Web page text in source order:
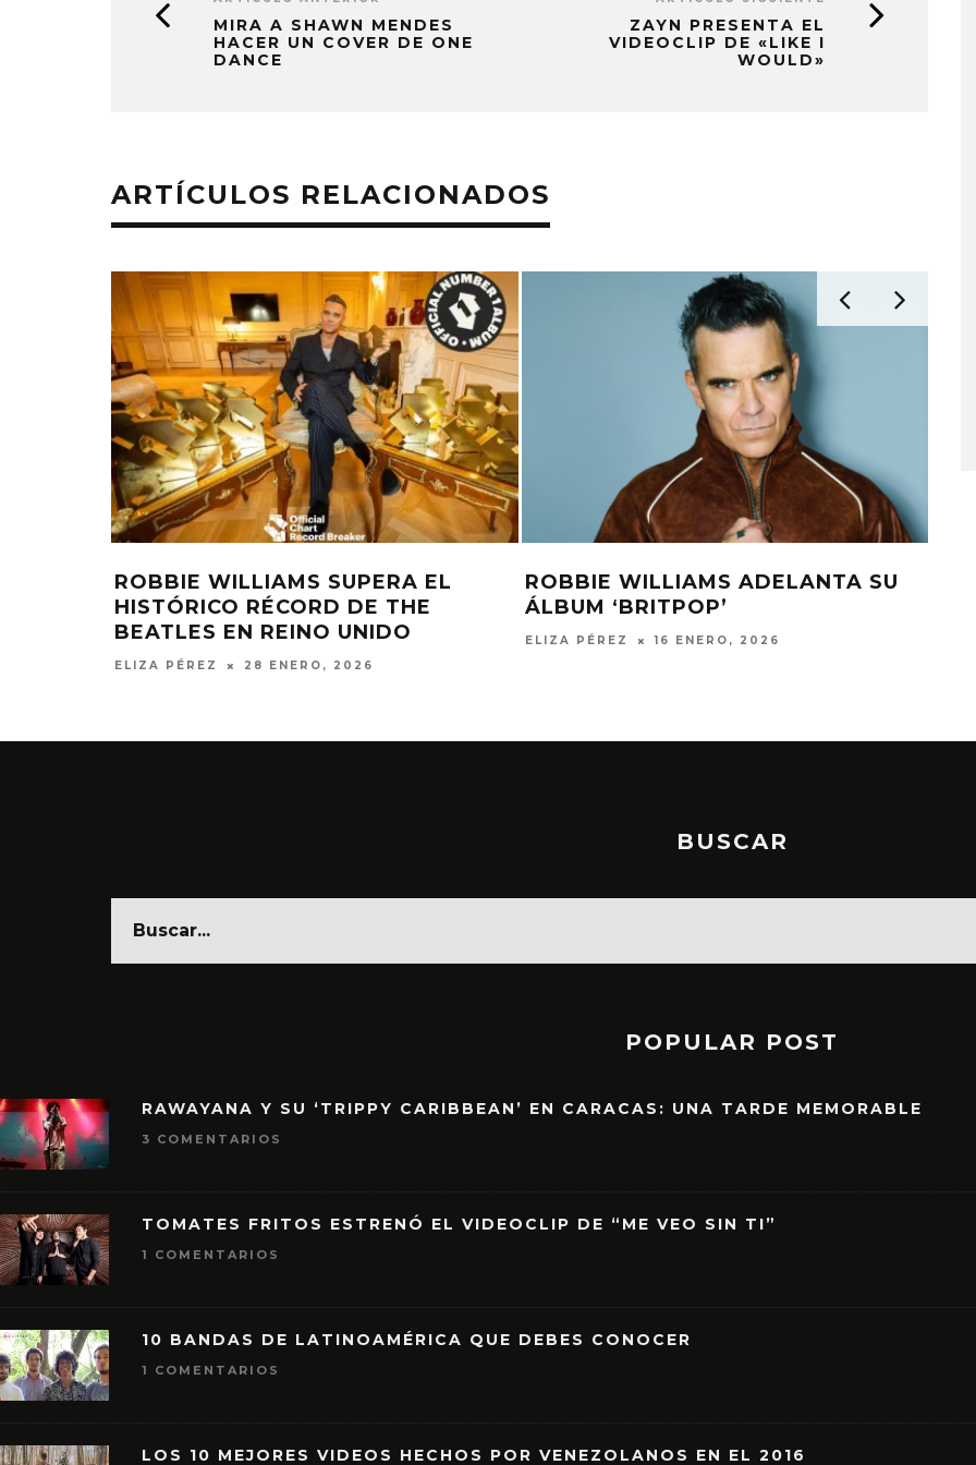
MIRA A SHAWN MENDES
HACER UN COVER DE ONE
DANCE
ZAYN PRESENTA EL
VIDEOCLIP DE «LIKE I
WOULD»
ARTÍCULOS RELACIONADOS
ROBBIE WILLIAMS SUPERA EL
HISTÓRICO RÉCORD DE THE
BEATLES EN REINO UNIDO
ELIZA PÉREZ 28 ENERO, 2026
ROBBIE WILLIAMS ADELANTA SU
ÁLBUM ‘BRITPOP’
ELIZA PÉREZ 16 ENERO, 2026
KISS OF LIFE LANZA EL
SENCILLO ‘SWEAT’
4 AGOSTO, 2026
BUSCAR
POPULAR POST
RAWAYANA Y SU ‘TRIPPY CARIBBEAN’ EN CARACAS: UNA TARDE MEMORABLE
3 COMENTARIOS
TOMATES FRITOS ESTRENÓ EL VIDEOCLIP DE “ME VEO SIN TI”
1 COMENTARIOS
10 BANDAS DE LATINOAMÉRICA QUE DEBES CONOCER
1 COMENTARIOS
LOS 10 MEJORES VIDEOS HECHOS POR VENEZOLANOS EN EL 2016